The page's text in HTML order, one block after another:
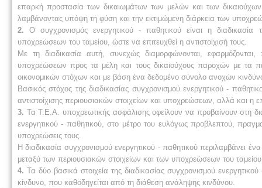
επαρκή προστασία των δικαιωμάτων των μελών και των
λαμβάνοντας υπόψη τη φύση και την εκτιμώμενη διάρκεια των
2.Ο συγχρονισμός ενεργητικού - παθητικού είναι η διαδικασία
υποχρεώσεων του ταμείου, ώστε να επιτευχθεί η αντιστοίχισή τους.
Με τη διαδικασία αυτή, συνεχώς διαμορφώνονται,
υποχρεώσεων προς τα μέλη και τους δικαιούχους παροχών με τα
οικονομικών στόχων και με βάση ένα δεδομένο σύνολο ανοχών
Βασικός στόχος της διαδικασίας συγχρονισμού ενεργητικού -
αντιστοίχισης περιουσιακών στοιχείων και υποχρεώσεων, αλλά και η
3. Τα Τ.Ε.Α. υποχρεωτικής ασφάλισης οφείλουν να προβαίνουν στη
ενεργητικού - παθητικού, στο μέτρο του ευλόγως προβλεπτού,
υποχρεώσεις τους.
Η διαδικασία συγχρονισμού ενεργητικού - παθητικού περιλαμβάνει
μεταξύ των περιουσιακών στοιχείων και των υποχρεώσεων του
4.Τα δύο βασικά στοιχεία της διαδικασίας συγχρονισμού
κίνδυνο, που καθοδηγείται από τη διάθεση ανάληψης κινδύνου.